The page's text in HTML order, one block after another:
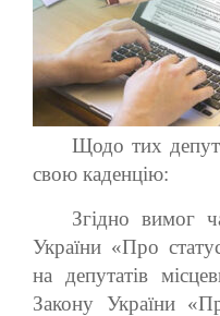
Щодо тих
свою каденцію:
Згідно вимог
України «Про
на депутатів
Закону України